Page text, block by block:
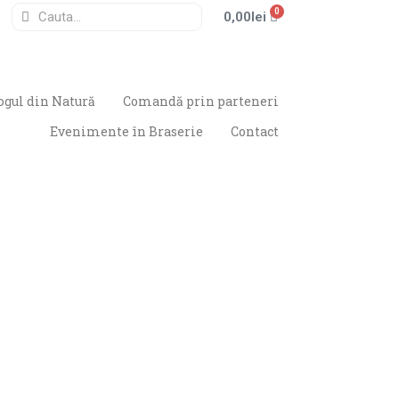
0,00lei 0
din Natură
Comandă prin parteneri
Evenimente în Braserie
Contact